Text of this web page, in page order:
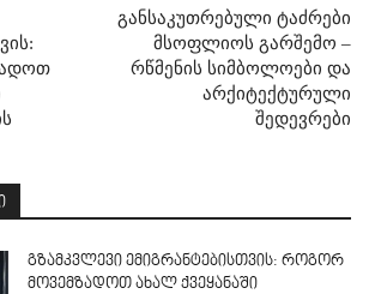
განსაკუთრებული ტაძრები
მსოფლიოს გარშემო –
რწმენის სიმბოლოები და
არქიტექტურული
შედევრები
გზამკვლევი ემიგრანტებისთვის: როგორ
მოვემზადოთ ახალ ქვეყანაში